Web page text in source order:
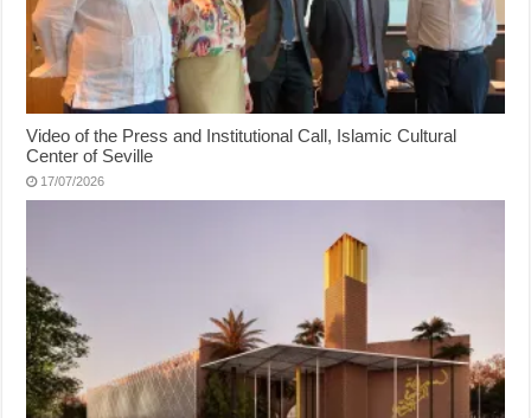
Video of the Press and Institutional Call, Islamic Cultural
Center of Seville
17/07/2026